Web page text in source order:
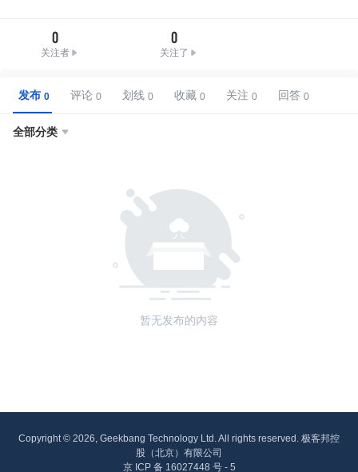
0
关注者
0
关注了
发布 评论 划线 收藏 关注 回答
全部分类 
暂无发布的内容
Copyright © 2026, Geekbang Technology Ltd. All rights reserved. 极客邦控
股（北京）有限公司
京 ICP 备 16027448 号 - 5